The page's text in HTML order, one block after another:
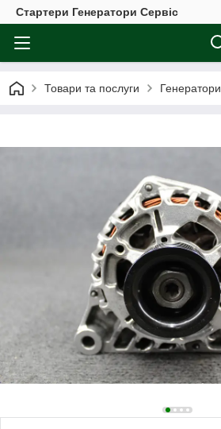
Стартери Генератори Сервіс
Товари та послуги Генератори